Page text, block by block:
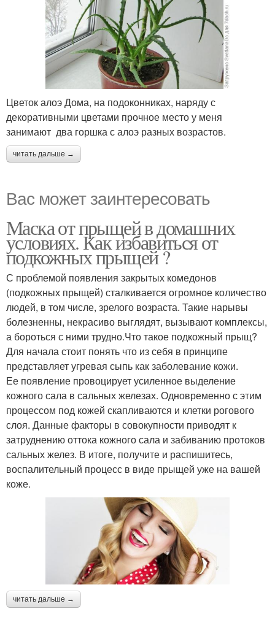
Цветок алоэ Дома, на подоконниках, наряду с
декоративными цветами прочное место у меня
занимают два горшка с алоэ разных возрастов.
читать дальше →
Вас может заинтересовать
Маска от прыщей в домашних
условиях. Как избавиться от
подкожных прыщей ?
С проблемой появления закрытых комедонов
(подкожных прыщей) сталкивается огромное количество
людей, в том числе, зрелого возраста. Такие нарывы
болезненны, некрасиво выглядят, вызывают комплексы,
а бороться с ними трудно.Что такое подкожный прыщ?
Для начала стоит понять что из себя в принципе
представляет угревая сыпь как заболевание кожи.
Ее появление провоцирует усиленное выделение
кожного сала в сальных железах. Одновременно с этим
процессом под кожей скапливаются и клетки рогового
слоя. Данные факторы в совокупности приводят к
затруднению оттока кожного сала и забиванию протоков
сальных желез. В итоге, получите и распишитесь,
воспалительный процесс в виде прыщей уже на вашей
коже.
читать дальше →